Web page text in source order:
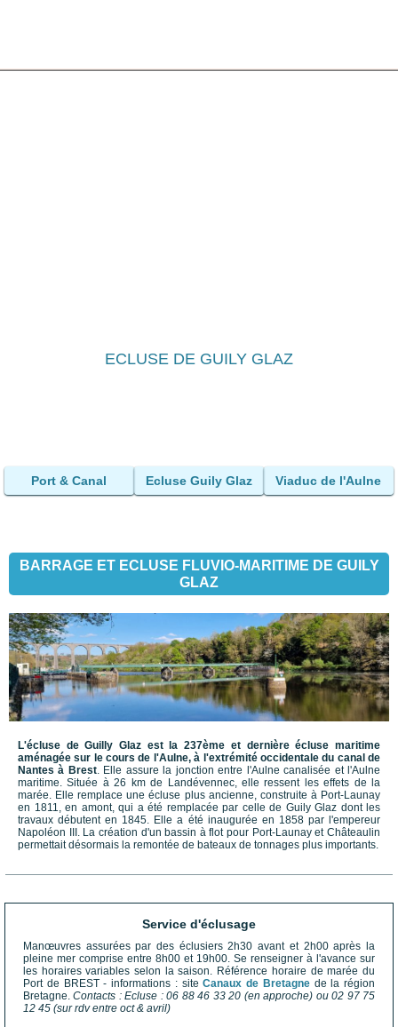
ECLUSE DE GUILY GLAZ
Port & Canal Ecluse Guily Glaz Viaduc de l'Aulne
BARRAGE ET ECLUSE FLUVIO-MARITIME DE GUILY
GLAZ
L'écluse de Guilly Glaz est la 237ème et dernière écluse maritime
aménagée sur le cours de l'Aulne, à l'extrémité occidentale du canal de
Nantes à Brest. Elle assure la jonction entre l'Aulne canalisée et l'Aulne
maritime. Située à 26 km de Landévennec, elle ressent les effets de la
marée. Elle remplace une écluse plus ancienne, construite à Port-Launay
en 1811, en amont, qui a été remplacée par celle de Guily Glaz dont les
travaux débutent en 1845. Elle a été inaugurée en 1858 par l'empereur
Napoléon III. La création d'un bassin à flot pour Port-Launay et Châteaulin
permettait désormais la remontée de bateaux de tonnages plus importants.
Service d'éclusage
Manœuvres assurées par des éclusiers 2h30 avant et 2h00 après la
pleine mer comprise entre 8h00 et 19h00. Se renseigner à l'avance sur
les horaires variables selon la saison. Référence horaire de marée du
Port de BREST - informations : siteCanaux de Bretagnede la région
Bretagne.Contacts : Ecluse : 06 88 46 33 20 (en approche) ou 02 97 75
12 45 (sur rdv entre oct & avril)